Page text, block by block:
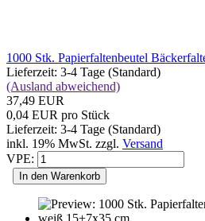
1000 Stk. Papierfaltenbeutel
Lieferzeit: 3-4 Tage (Standard)
(Ausland abweichend)
37,49 EUR
0,04 EUR pro Stück
Lieferzeit: 3-4 Tage (Standard)
inkl. 19% MwSt. zzgl. Versand
VPE:
In den Warenkorb